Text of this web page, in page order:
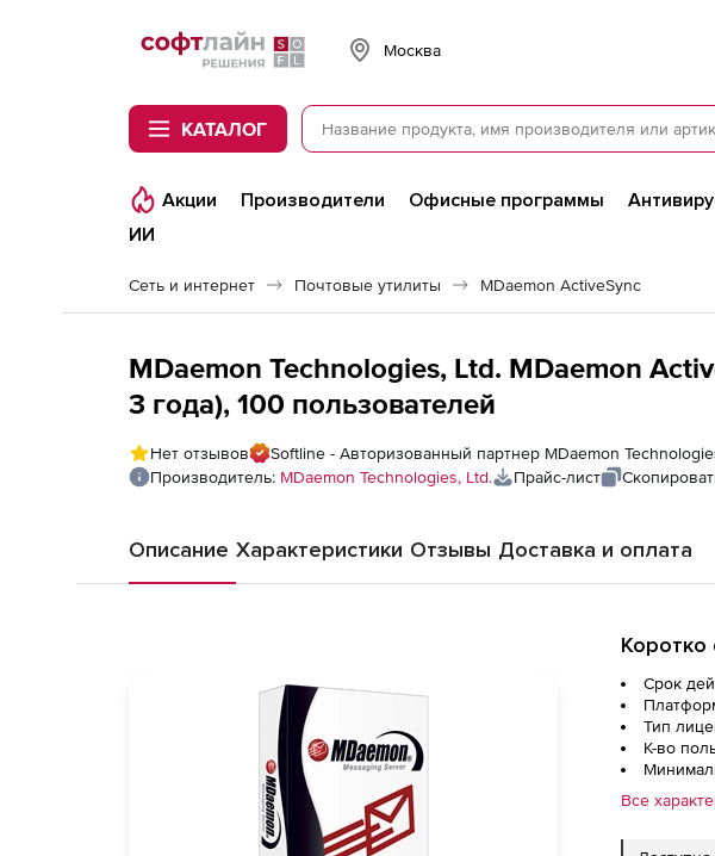
Softline
Москва
КАТАЛОГ
Акции Производители Офисные программы
ИИ
Сеть и интернет Почтовые утилиты MDaemon ActiveSync
MDaemon Technologies, Ltd. MDaemon
3 года), 100 пользователей
Нет отзывов
Softline - Авторизованный партнер MDaemon
Производитель: MDaemon Technologies, Ltd. Прайс-лист
Описание Характеристики Отзывы Доставка и оплата
Коротко
Срок
Тип
К-во
Все